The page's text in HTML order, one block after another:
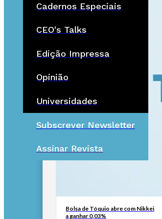
Cadernos Especiais
CEO's Talks
Edição Impressa
Opinião
Universidades
Subscrever Newsletter
Assinar Revista
Bolsa de Tóquio abre com Nikkei
a ganhar 0,03%